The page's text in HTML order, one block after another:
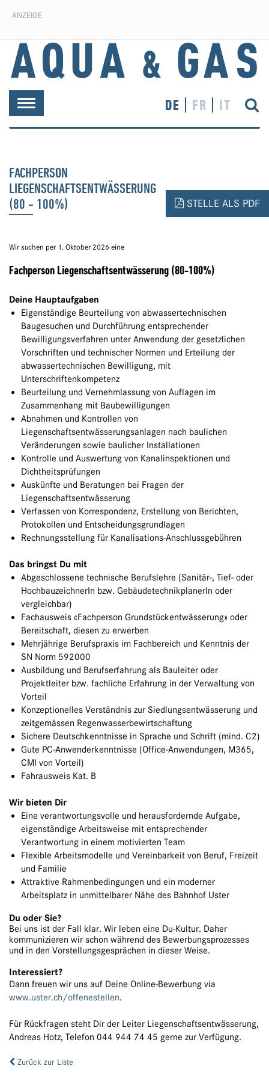
ANZEIGE
Toggle
navigation
DE FR IT
FACHPERSON
LIEGENSCHAFTSENTWÄSSERUNG
(80 - 100%)
STELLE ALS PDF
Wir suchen per 1. Oktober 2026 eine
Fachperson Liegenschaftsentwässerung (80-100%)
Deine Hauptaufgaben
Eigenständige Beurteilung von abwassertechnischen
Baugesuchen und Durchführung entsprechender
Bewilligungsverfahren unter Anwendung der gesetzlichen
Vorschriften und technischer Normen und Erteilung der
abwassertechnischen Bewilligung, mit
Unterschriftenkompetenz
Beurteilung und Vernehmlassung von Auflagen im
Zusammenhang mit Baubewilligungen
Abnahmen und Kontrollen von
Liegenschaftsentwässerungsanlagen nach baulichen
Veränderungen sowie baulicher Installationen
Kontrolle und Auswertung von Kanalinspektionen und
Dichtheitsprüfungen
Auskünfte und Beratungen bei Fragen der
Liegenschaftsentwässerung
Verfassen von Korrespondenz, Erstellung von Berichten,
Protokollen und Entscheidungsgrundlagen
Rechnungsstellung für Kanalisations-Anschlussgebühren
Das bringst Du mit
Abgeschlossene technische Berufslehre (Sanitär-, Tief- oder
HochbauzeichnerIn bzw. GebäudetechnikplanerIn oder
vergleichbar)
Fachausweis «Fachperson Grundstückentwässerung» oder
Bereitschaft, diesen zu erwerben
Mehrjährige Berufspraxis im Fachbereich und Kenntnis der
SN Norm 592000
Ausbildung und Berufserfahrung als Bauleiter oder
Projektleiter bzw. fachliche Erfahrung in der Verwaltung von
Vorteil
Konzeptionelles Verständnis zur Siedlungsentwässerung und
zeitgemässen Regenwasserbewirtschaftung
Sichere Deutschkenntnisse in Sprache und Schrift (mind. C2)
Gute PC-Anwenderkenntnisse (Office-Anwendungen, M365,
CMI von Vorteil)
Fahrausweis Kat. B
Wir bieten Dir
Eine verantwortungsvolle und herausfordernde Aufgabe,
eigenständige Arbeitsweise mit entsprechender
Verantwortung in einem motivierten Team
Flexible Arbeitsmodelle und Vereinbarkeit von Beruf, Freizeit
und Familie
Attraktive Rahmenbedingungen und ein moderner
Arbeitsplatz in unmittelbarer Nähe des Bahnhof Uster
Du oder Sie?
Bei uns ist der Fall klar. Wir leben eine Du-Kultur. Daher
kommunizieren wir schon während des Bewerbungsprozesses
und in den Vorstellungsgesprächen in dieser Weise.
Interessiert?
Dann freuen wir uns auf Deine Online-Bewerbung via
www.uster.ch/offenestellen.
Für Rückfragen steht Dir der Leiter Liegenschaftsentwässerung,
Andreas Hotz, Telefon 044 944 74 45 gerne zur Verfügung.
Zurück zur Liste